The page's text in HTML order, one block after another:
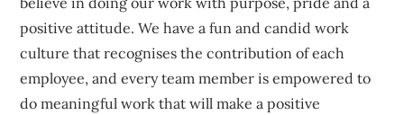
positive attitude. We have a fun and candid work
culture that recognises the contribution of each
employee, and every team member is empowered to
do meaningful work that will make a positive